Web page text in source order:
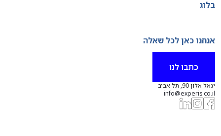
בלוג
אנחנו כאן לכל שאלה
כתבו לנו
יגאל אלון 90, תל אביב
info@experis.co.il